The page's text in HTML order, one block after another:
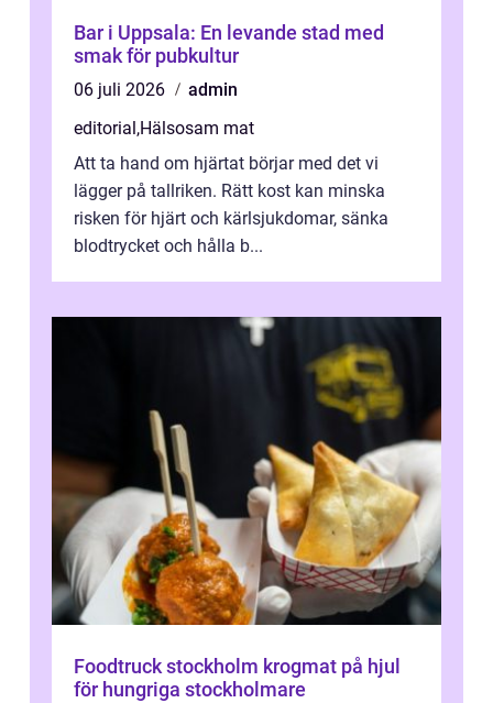
Bar i Uppsala: En levande stad med
smak för pubkultur
06 juli 2026
admin
editorial,Hälsosam mat
Att ta hand om hjärtat börjar med det vi
lägger på tallriken. Rätt kost kan minska
risken för hjärt och kärlsjukdomar, sänka
blodtrycket och hålla b...
Foodtruck stockholm krogmat på hjul
för hungriga stockholmare